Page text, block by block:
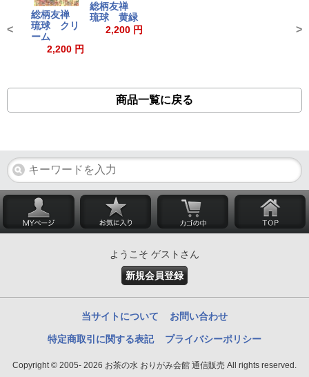
総柄友禅
琉球 クリ
ーム
2,200 円
総柄友禅
琉球 黄緑
2,200 円
< >
商品一覧に戻る
ようこそ ゲストさん
新規会員登録
当サイトについて お問い合わせ
特定商取引に関する表記 プライバシーポリシー
Copyright © 2005- 2026 お茶の水 おりがみ会館 通信販売 All rights reserved.